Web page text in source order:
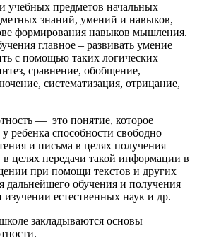
учебных предметов начальных
знаний, умений и навыков,
формирования навыков мышления.
главное – развивать умение
с помощью таких логических
сравнение, обобщение,
систематизация, отрицание,
— это понятие, которое
ребенка способности свободно
и письма в целях получения
целях передачи такой информации в
при помощи текстов и других
дальнейшего обучения и получения
естественных наук и др.
закладываются основы